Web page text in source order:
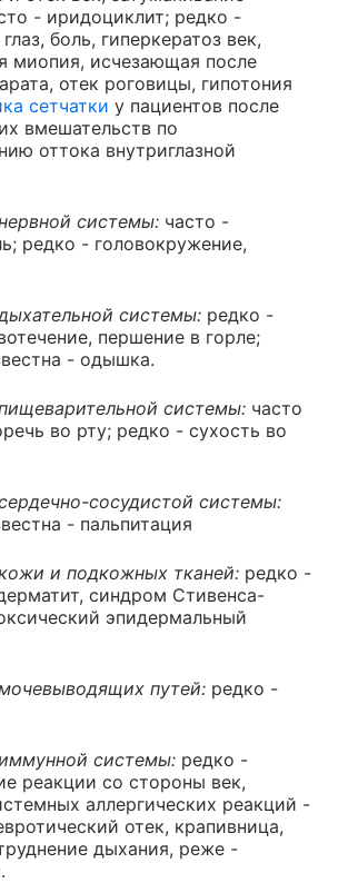
- иридоциклит; редко -
боль, гиперкератоз век,
миопия, исчезающая после
отек роговицы, гипотония
сетчатки у пациентов после
вмешательств по
оттока внутриглазной
системы: часто -
редко - головокружение,
системы: редко -
першение в горле;
- одышка.
системы: часто
во рту; редко - сухость во
сосудистой системы:
- пальпитация
и подкожных тканей: редко -
синдром Стивенса-
эпидермальный
путей: редко -
системы: редко -
реакции со стороны век,
аллергических реакций -
отек, крапивница,
дыхания, реже -